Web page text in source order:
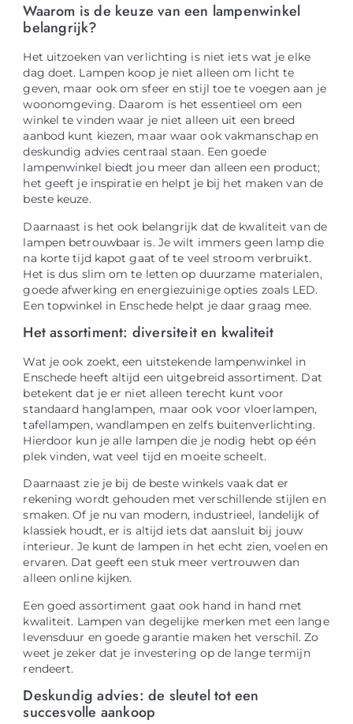
Waarom is de keuze van een lampenwinkel
belangrijk?
Het uitzoeken van verlichting is niet iets wat je elke
dag doet. Lampen koop je niet alleen om licht te
geven, maar ook om sfeer en stijl toe te voegen aan je
woonomgeving. Daarom is het essentieel om een
winkel te vinden waar je niet alleen uit een breed
aanbod kunt kiezen, maar waar ook vakmanschap en
deskundig advies centraal staan. Een goede
lampenwinkel biedt jou meer dan alleen een product;
het geeft je inspiratie en helpt je bij het maken van de
beste keuze.
Daarnaast is het ook belangrijk dat de kwaliteit van de
lampen betrouwbaar is. Je wilt immers geen lamp die
na korte tijd kapot gaat of te veel stroom verbruikt.
Het is dus slim om te letten op duurzame materialen,
goede afwerking en energiezuinige opties zoals LED.
Een topwinkel in Enschede helpt je daar graag mee.
Het assortiment: diversiteit en kwaliteit
Wat je ook zoekt, een uitstekende lampenwinkel in
Enschede heeft altijd een uitgebreid assortiment. Dat
betekent dat je er niet alleen terecht kunt voor
standaard hanglampen, maar ook voor vloerlampen,
tafellampen, wandlampen en zelfs buitenverlichting.
Hierdoor kun je alle lampen die je nodig hebt op één
plek vinden, wat veel tijd en moeite scheelt.
Daarnaast zie je bij de beste winkels vaak dat er
rekening wordt gehouden met verschillende stijlen en
smaken. Of je nu van modern, industrieel, landelijk of
klassiek houdt, er is altijd iets dat aansluit bij jouw
interieur. Je kunt de lampen in het echt zien, voelen en
ervaren. Dat geeft een stuk meer vertrouwen dan
alleen online kijken.
Een goed assortiment gaat ook hand in hand met
kwaliteit. Lampen van degelijke merken met een lange
levensduur en goede garantie maken het verschil. Zo
weet je zeker dat je investering op de lange termijn
rendeert.
Deskundig advies: de sleutel tot een
succesvolle aankoop